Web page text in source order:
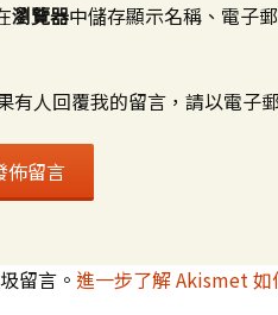
瀏覽器中儲存顯示名稱、電子
有人回覆我的留言，請以電子
留言。 進一步了解 Akismet